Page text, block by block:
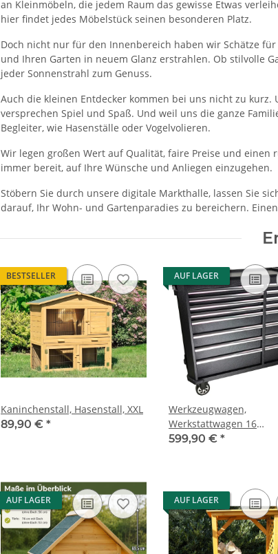
an Kleinmöbeln, die jedem Raum das gewisse Etwas
hier findet jedes Möbelstück seinen besonderen Platz.
Doch nicht nur für den Innenbereich haben wir Schätze
und Ihren Garten in neuem Glanz erstrahlen. Ob stilvolle
jeder Sonnenstrahl zum Genuss.
Auch die kleinen Entdecker kommen bei uns nicht zu
versprechen Spiel und Spaß. Und weil uns die ganze
Begleiter, wie Hasenställe oder Vogelvolieren.
Wir legen großen Wert auf Qualität, faire Preise und
immer bereit, auf Ihre Wünsche und Anliegen einzugehen.
Stöbern Sie durch unsere digitale Markthalle, lassen Sie
darauf, Ihr Wohn- und Gartenparadies zu bereichern.
BESTSELLER
Kaninchenstall, Hasenstall, XXL
89,90 € *
AUF LAGER
Werkzeugwagen,
Werkstattwagen 16
Schubladen, Pro Series,
599,90 € *
AUF LAGER AUF LAGER